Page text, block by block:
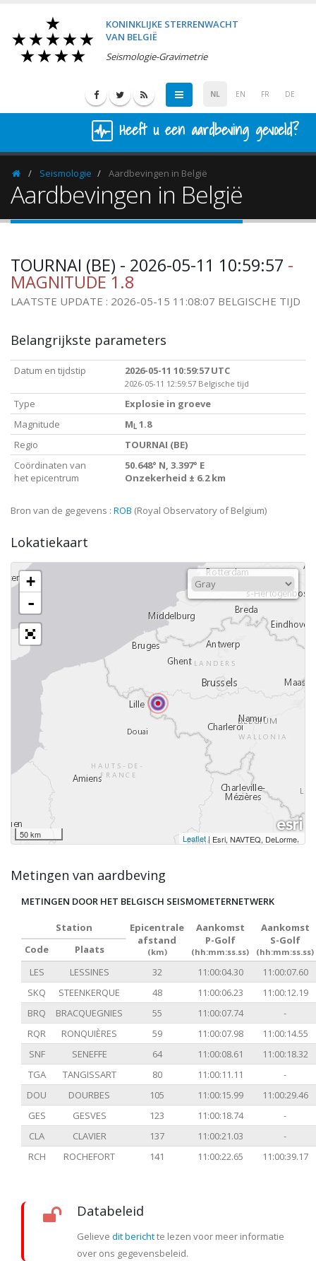
KONINKLIJKE STERRENWACHT
VAN BELGIË
Seismologie-Gravimetrie
NL EN FR DE
Heeft u een aardbeving gevoeld?
HomepageSeismologie Aardbevingen in België
Aardbevingen in België
TOURNAI (BE) - 2026-05-11 10:59:57 -
MAGNITUDE 1.8
LAATSTE UPDATE : 2026-05-15 11:08:07 BELGISCHE TIJD
Belangrijkste parameters
Datum en tijdstip 2026-05-11 10:59:57 UTC
2026-05-11 12:59:57 Belgische tijd
Type
Explosie in groeve
Magnitude
M L 1.8
Regio
TOURNAI (BE)
Coördinaten van
het epicentrum
50.648° N, 3.397° E
Onzekerheid ± 6.2 km
Bron van de gegevens : ROB (Royal Observatory of Belgium)
Lokatiekaart
+
-
50 km Leaflet| Esri, NAVTEQ, DeLorme,
Metingen van aardbeving
METINGEN DOOR HET BELGISCH SEISMOMETERNETWERK
Station
Epicentrale
afstand
(km)
Aankomst
P-Golf
(hh:mm:ss.ss)
Aankomst
S-Golf
(hh:mm:ss.ss)
Code
Plaats
LES
LESSINES 32 11:00:04.30
11:00:07.60
SKQ
STEENKERQUE 48 11:00:06.23
11:00:12.19
BRQ
BRACQUEGNIES 55 11:00:07.74
-
RQR
RONQUIÈRES 59 11:00:07.98
11:00:14.55
SNF
SENEFFE 64 11:00:08.61
11:00:18.32
TGA
TANGISSART 80 11:00:11.11
-
DOU
DOURBES 105 11:00:15.99
11:00:29.46
GES
GESVES 123 11:00:18.74
-
CLA
CLAVIER 137 11:00:21.03
-
RCH
ROCHEFORT 141 11:00:22.65 11:00:39.17
Databeleid
Gelieve dit berichtte lezen voor meer informatie
over ons gegevensbeleid.